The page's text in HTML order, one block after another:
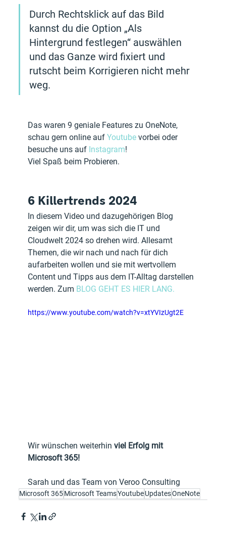
Durch Rechtsklick auf das Bild
kannst du die Option „Als
Hintergrund festlegen“ auswählen
und das Ganze wird fixiert und
rutscht beim Korrigieren nicht mehr
weg.
Das waren 9 geniale Features zu OneNote,
schau gern online auf Youtube vorbei oder
besuche uns auf Instagram!
Viel Spaß beim Probieren.
6 Killertrends 2024
In diesem Video und dazugehörigen Blog
zeigen wir dir, um was sich die IT und
Cloudwelt 2024 so drehen wird. Allesamt
Themen, die wir nach und nach für dich
aufarbeiten wollen und sie mit wertvollem
Content und Tipps aus dem IT-Alltag darstellen
werden. Zum BLOG GEHT ES HIER LANG.
https://www.youtube.com/watch?v=xtYVIzUgt2E
Wir wünschen weiterhin viel Erfolg mit
Microsoft 365!
Sarah und das Team von Veroo Consulting
Microsoft 365Microsoft TeamsYoutubeUpdatesOneNote